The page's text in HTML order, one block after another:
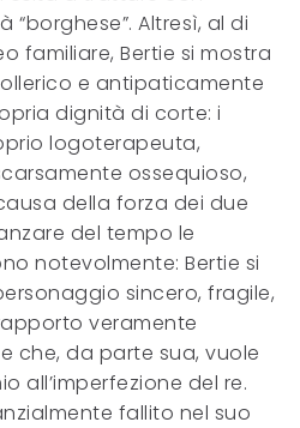
Altresì, al di
familiare, Bertie si mostra
e antipaticamente
dignità di corte: i
logoterapeuta,
ossequioso,
della forza dei due
del tempo le
notevolmente: Bertie si
sincero, fragile,
veramente
che, da parte sua, vuole
all’imperfezione del re.
fallito nel suo